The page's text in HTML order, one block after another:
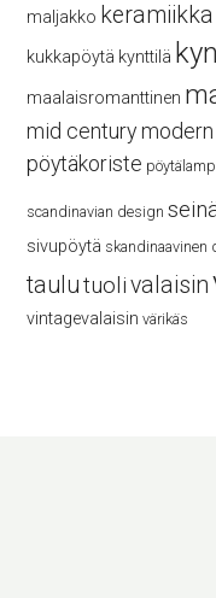
maljakko keramiikka
kukkapöytä kynttilä
maalaisromanttinen
mid century modern
pöytäkoriste
scandinavian design
sivupöytä skandinaavinen
taulutuolivalaisin
vintagevalaisin värikäs